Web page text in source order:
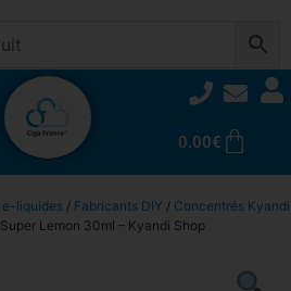
0.00€
e-liquides/ Fabricants DIY / Concentrés Kyandi
Lemon 30ml – Kyandi Shop